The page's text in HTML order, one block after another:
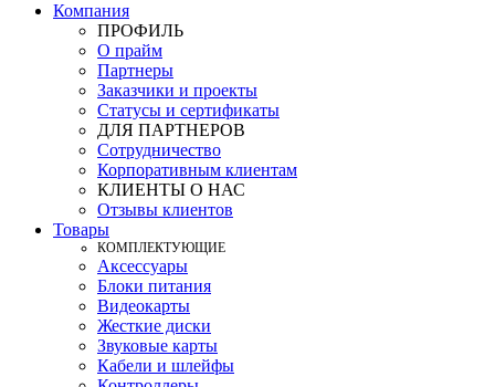
Компания
ПРОФИЛЬ
О прайм
Партнеры
Заказчики и проекты
Статусы и сертификаты
ДЛЯ ПАРТНЕРОВ
Сотрудничество
Корпоративным клиентам
КЛИЕНТЫ О НАС
Отзывы клиентов
Товары
КOМПЛЕКТУЮЩИЕ
Аксессуары
Блоки питания
Видеокарты
Жесткие диски
Звуковые карты
Кабели и шлейфы